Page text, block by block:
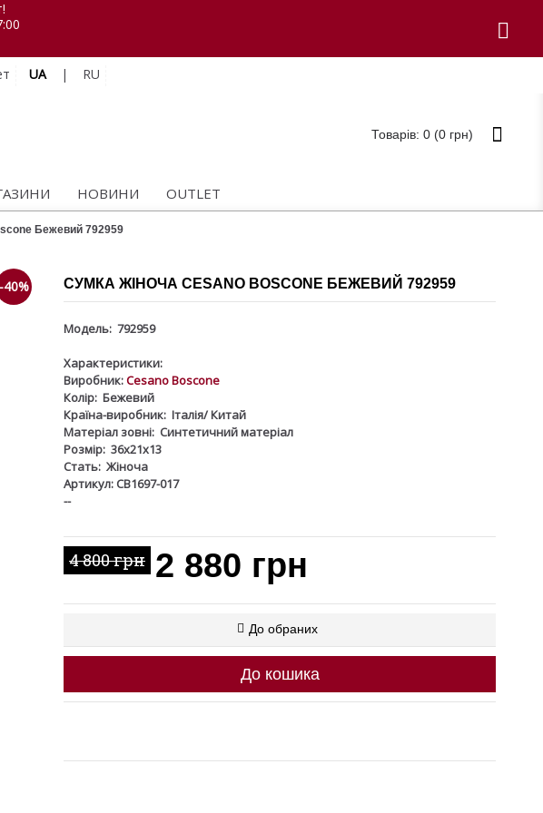
UA | RU
Товарів: 0 (0 грн)
НОВИНИ OUTLET
Бежевий 792959
-40% СУМКА ЖІНОЧА CESANO BOSCONE БЕЖЕВИЙ 792959
Модель: 792959
Характеристики:
Виробник:Cesano Boscone
Колір: Бежевий
Країна-виробник: Італія/ Китай
Матеріал зовні: Синтетичний матеріал
Розмір: 36x21x13
Стать: Жіноча
Артикул: CB1697-017
--
4 800 грн 2 880 грн
До обраних
До кошика